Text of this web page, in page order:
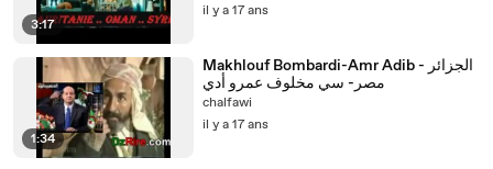
3:17
il y a 17 ans
1:34
Makhlouf Bombardi-Amr Adib - الجزائر
مصر- سي مخلوف عمرو أدي
chalfawi
il y a 17 ans